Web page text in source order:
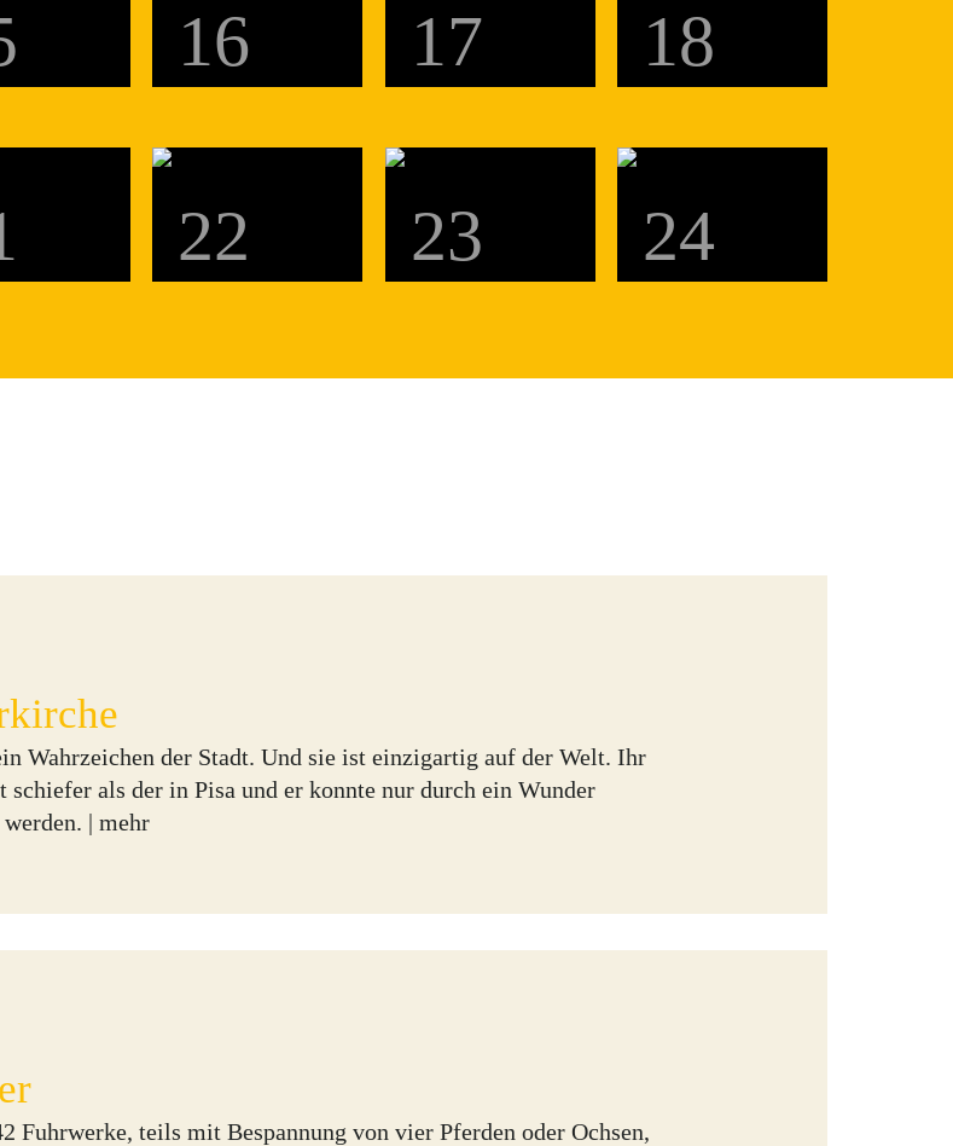
16 17 18
22 23 24
Wahrzeichen der Stadt. Und sie ist einzigartig auf der Welt. Ihr
schiefer als der in Pisa und er konnte nur durch ein Wunder
| mehr
Fuhrwerke, teils mit Bespannung von vier Pferden oder Ochsen,